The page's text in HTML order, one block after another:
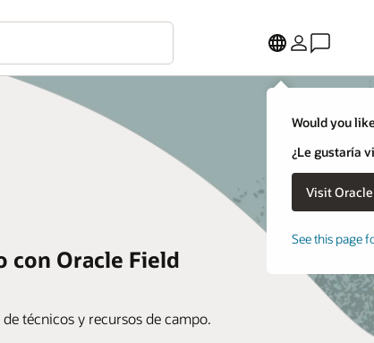
Would you
¿Le gustaría
See this page
con Oracle Field
técnicos y recursos de campo.